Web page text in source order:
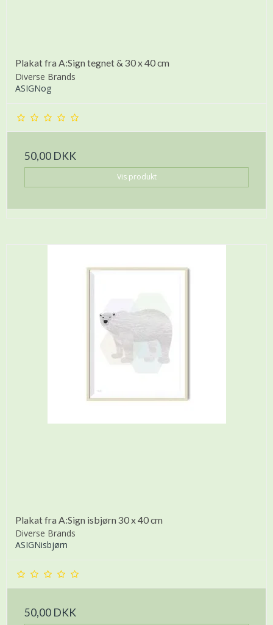
Plakat fra A:Sign tegnet & 30 x 40 cm
Diverse Brands
ASIGNog
50,00 DKK
Vis produkt
Plakat fra A:Sign isbjørn 30 x 40 cm
Diverse Brands
ASIGNisbjørn
50,00 DKK